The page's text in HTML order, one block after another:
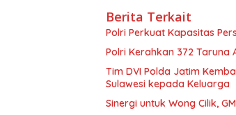
Berita Terkait
Polri Perkuat Kapasitas
Polri Kerahkan 372 Taruna
Tim DVI Polda Jatim
Sulawesi kepada Keluarga
Sinergi untuk Wong Cilik,